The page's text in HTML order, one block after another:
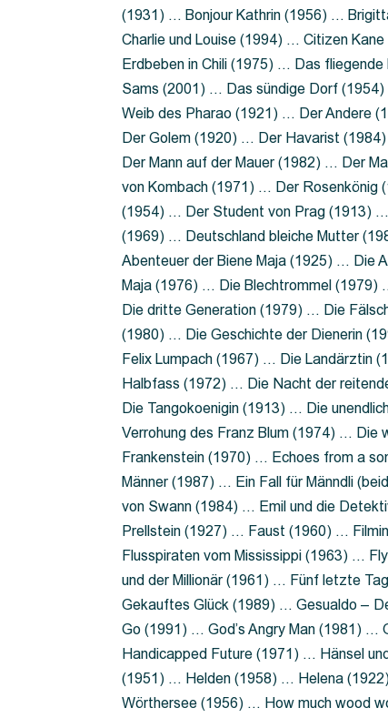
(1931) … Bonjour Kathrin (1956) …
Charlie und Louise (1994) … Citizen
Erdbeben in Chili (1975) … Das
Sams (2001) … Das sündige Dorf
Weib des Pharao (1921) … Der Andere
Der Golem (1920) … Der Havarist
Der Mann auf der Mauer (1982) … Der
von Kombach (1971) … Der Rosenkönig
(1954) … Der Student von Prag (1913)
(1969) … Deutschland bleiche Mutter
Abenteuer der Biene Maja (1925) … Die
Maja (1976) … Die Blechtrommel
Die dritte Generation (1979) … Die
(1980) … Die Geschichte der Dienerin
Felix Lumpach (1967) … Die Landärztin
Halbfass (1972) … Die Nacht der
Die Tangokoenigin (1913) … Die
Verrohung des Franz Blum (1974) …
Frankenstein (1970) … Echoes from a
Männer (1987) … Ein Fall für Männdli
von Swann (1984) … Emil und die
Prellstein (1927) … Faust (1960) …
Flusspiraten vom Mississippi (1963) …
und der Millionär (1961) … Fünf letzte
Gekauftes Glück (1989) … Gesualdo –
Go (1991) … God’s Angry Man (1981)
Handicapped Future (1971) … Hänsel
(1951) … Helden (1958) … Helena
Wörthersee (1956) … How much wood